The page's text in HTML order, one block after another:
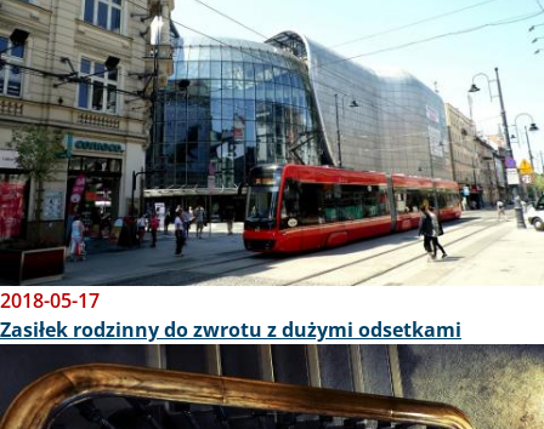
2018-05-17
Zasiłek rodzinny do zwrotu z dużymi odsetkami